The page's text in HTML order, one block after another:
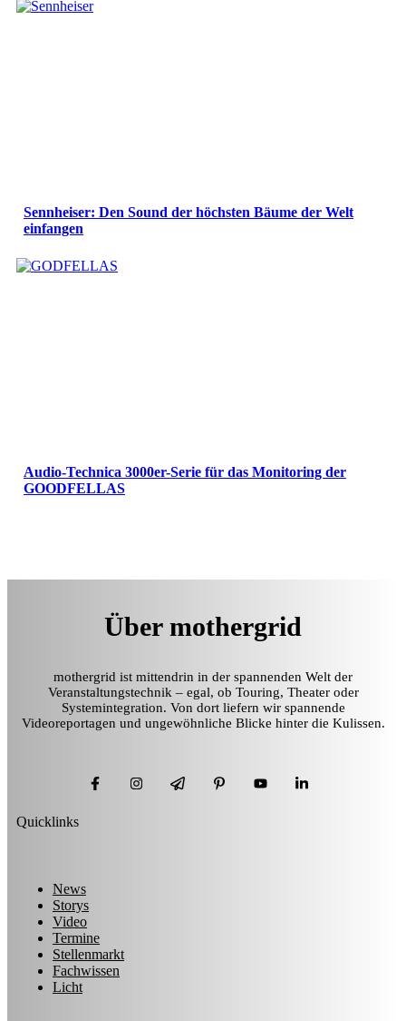
Sennheiser: Den Sound der höchsten Bäume der Welt
einfangen
Audio-Technica 3000er-Serie für das Monitoring der
GOODFELLAS
Über mothergrid
mothergrid ist mittendrin in der spannenden Welt der
Veranstaltungstechnik – egal, ob Touring, Theater oder
Systemintegration. Von dort liefern wir spannende
Videoreportagen und ungewöhnliche Blicke hinter die Kulissen.
Quicklinks
News
Storys
Video
Termine
Stellenmarkt
Fachwissen
Licht